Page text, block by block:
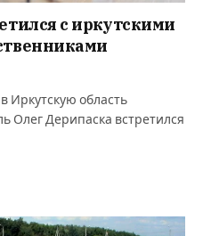
с иркутскими
Иркутскую область
Олег Дерипаска встретился